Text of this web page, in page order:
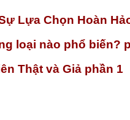
Lựa Chọn Hoàn
loại nào phổ biến?
Thật và Giả phần 1